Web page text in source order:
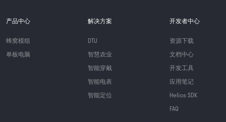
产品中心
蜂窝模组
单板电脑
解决方案
DTU
智慧农业
智能穿戴
智能电表
智能定位
开发者中心
资源下载
文档中心
开发工具
应用笔记
Helios SDK
FAQ